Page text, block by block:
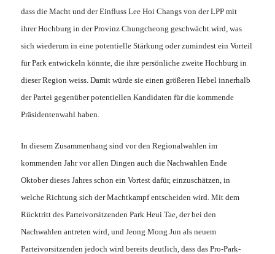
dass die Macht und der Einfluss Lee Hoi Changs von der LPP mit
ihrer Hochburg in der Provinz Chungcheong geschwächt wird, was
sich wiederum in eine potentielle Stärkung oder zumindest ein Vorteil
für Park entwickeln könnte, die ihre persönliche zweite Hochburg in
dieser Region weiss. Damit würde sie einen größeren Hebel innerhalb
der Partei gegenüber potentiellen Kandidaten für die kommende
Präsidentenwahl haben.
In diesem Zusammenhang sind vor den Regionalwahlen im
kommenden Jahr vor allen Dingen auch die Nachwahlen Ende
Oktober dieses Jahres schon ein Vortest dafür, einzuschätzen, in
welche Richtung sich der Machtkampf entscheiden wird. Mit dem
Rücktritt des Parteivorsitzenden Park Heui Tae, der bei den
Nachwahlen antreten wird, und Jeong Mong Jun als neuem
Parteivorsitzenden jedoch wird bereits deutlich, dass das Pro-Park-